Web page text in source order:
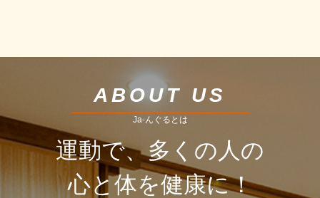
ABOUT US
Ja-んぐるとは
運動で、多くの人の
心と体を健康に！